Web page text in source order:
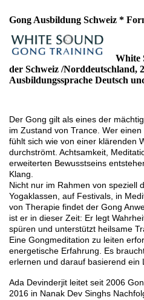
Gong Ausbildung Schweiz *
White
der Schweiz /Norddeutschland,
Ausbildungssprache Deutsch
Der Gong gilt als eines der
im Zustand von Trance. Wer
fühlt sich wie von einer klärenden
durchströmt. Achtsamkeit,
erweiterten Bewusstseins
Klang.
Nicht nur im Rahmen von speziell
Yogaklassen, auf Festivals, in
von Therapie findet der Gong
ist er in dieser Zeit: Er legt
spüren und unterstützt heilsame
Eine Gongmeditation zu leiten
energetische Erfahrung. Es
erlernen und darauf basierend ein
Ada Devinderjit leitet seit 2006
2016 in Nanak Dev Singhs